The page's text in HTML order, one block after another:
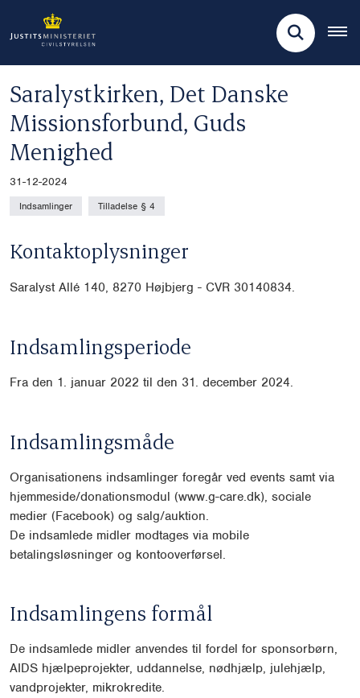
Saralystkirken, Det Danske
Missionsforbund, Guds
Menighed
31-12-2024
Indsamlinger Tilladelse § 4
Kontaktoplysninger
Saralyst Allé 140, 8270 Højbjerg - CVR 30140834.
Indsamlingsperiode
Fra den 1. januar 2022 til den 31. december 2024.
Indsamlingsmåde
Organisationens indsamlinger foregår ved events samt via
hjemmeside/donationsmodul (www.g-care.dk), sociale
medier (Facebook) og salg/auktion.
De indsamlede midler modtages via mobile
betalingsløsninger og kontooverførsel.
Indsamlingens formål
De indsamlede midler anvendes til fordel for sponsorbørn,
AIDS hjælpeprojekter, uddannelse, nødhjælp, julehjælp,
vandprojekter, mikrokredite.